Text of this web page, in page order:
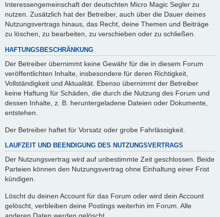
Interessengemeinschaft der deutschten Micro Magic Segler zu
nutzen. Zusätzlich hat der Betreiber, auch über die Dauer deines
Nutzungsvertrags hinaus, das Recht, deine Themen und Beiträge
zu löschen, zu bearbeiten, zu verschieben oder zu schließen.
HAFTUNGSBESCHRÄNKUNG
Der Betreiber übernimmt keine Gewähr für die in diesem Forum
veröffentlichten Inhalte, insbesondere für deren Richtigkeit,
Vollständigkeit und Aktualität. Ebenso übernimmt der Betreiber
keine Haftung für Schäden, die durch die Nutzung des Forum und
dessen Inhalte, z. B. heruntergeladene Dateien oder Dokumente,
entstehen.
Der Betreiber haftet für Vorsatz oder grobe Fahrlässigkeit.
LAUFZEIT UND BEENDIGUNG DES NUTZUNGSVERTRAGS
Der Nutzungsvertrag wird auf unbestimmte Zeit geschlossen. Beide
Parteien können den Nutzungsvertrag ohne Einhaltung einer Frist
kündigen.
Löscht du deinen Account für das Forum oder wird dein Account
gelöscht, verbleiben deine Postings weiterhin im Forum. Alle
anderen Daten werden gelöscht.